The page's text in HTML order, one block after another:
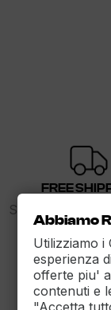
FREE
Spedizione
89€
30 DAYS
Abbiamo
Utilizziamo i
esperienza
offerte piu'
contenuti e
"Accetta